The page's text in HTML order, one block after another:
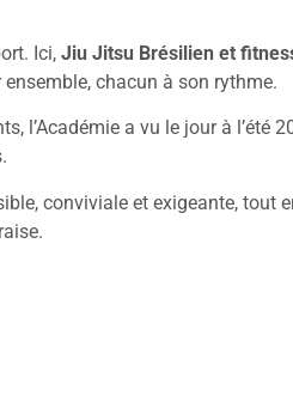
Ici, Jiu Jitsu Brésilien et
chacun à son rythme.
l’Académie a vu le jour à l’été
conviviale et exigeante, tout